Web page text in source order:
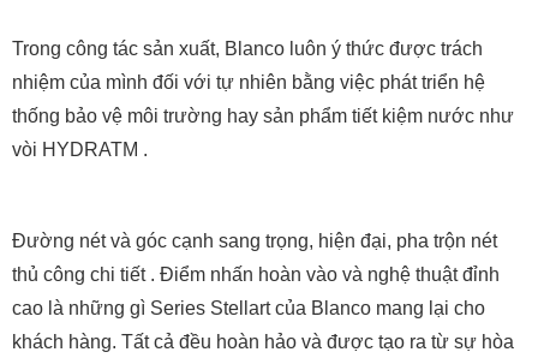
Trong công tác sản xuất, Blanco luôn ý thức được trách
nhiệm của mình đối với tự nhiên bằng việc phát triển hệ
thống bảo vệ môi trường hay sản phẩm tiết kiệm nước như
vòi HYDRATM .
Đường nét và góc cạnh sang trọng, hiện đại, pha trộn nét
thủ công chi tiết . Điểm nhấn hoàn vào và nghệ thuật đỉnh
cao là những gì Series Stellart của Blanco mang lại cho
khách hàng. Tất cả đều hoàn hảo và được tạo ra từ sự hòa